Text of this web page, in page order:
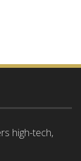
high-tech,